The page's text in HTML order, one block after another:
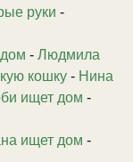
руки -
- Людмила
кошку - Нина
ищет дом -
ищет дом -